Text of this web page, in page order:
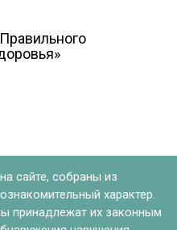
сайте, собраны из
характер.
принадлежат их законным